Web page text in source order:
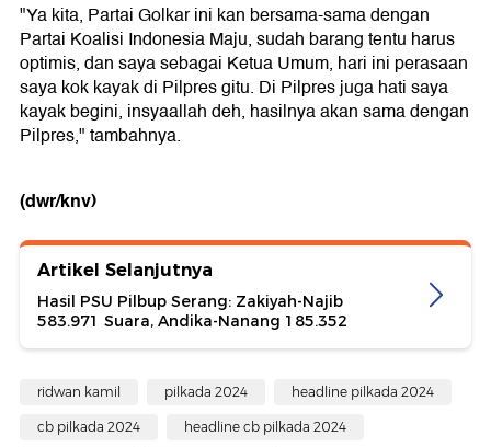
"Ya kita, Partai Golkar ini kan bersama-sama dengan
Partai Koalisi Indonesia Maju, sudah barang tentu harus
optimis, dan saya sebagai Ketua Umum, hari ini perasaan
saya kok kayak di Pilpres gitu. Di Pilpres juga hati saya
kayak begini, insyaallah deh, hasilnya akan sama dengan
Pilpres," tambahnya.
(dwr/knv)
Artikel Selanjutnya
Hasil PSU Pilbup Serang: Zakiyah-Najib
583.971 Suara, Andika-Nanang 185.352
ridwan kamil pilkada 2024 headline pilkada 2024
cb pilkada 2024 headline cb pilkada 2024